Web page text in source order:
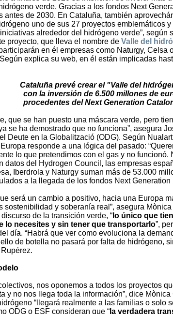
verde. Gracias a los fondos Next
antes de 2030. En Cataluña, también
uno de sus 27 proyectos emblemáticos y
alrededor del hidrógeno verde”, según
proyecto, que lleva el nombre de Valle del
en él empresas como Naturgy, Celsa
explica su web, en él están implicadas
Cataluña prevé crear el "Valle del
con la inversión de 6.500 millones de
procedentes del Next Generation
que se han puesto una máscara verde, pero
se ha demostrado que no funciona”, asegura
Deute en la Globalització (ODG). Según
responde a una lógica del pasado:
lo que pretendimos con el gas y no funcionó.
datos del Hydrogen Council, las empresas
Iberdrola y Naturgy suman más de 53.000
a la llegada de los fondos Next Generation
será un cambio a positivo, hacia una Europa
sostenibilidad y soberanía real”, asegura
de la transición verde, “ lo único que
lo necesites y sin tener que transportarlo”,
día. “Habrá que ver como evoluciona la
de botella no pasará por falta de hidrógeno,
nos oponemos a todos los proyectos
y no nos llega toda la información”, dice
“llegará realmente a las familias o solo
ODG o ESF consideran que “ la verdadera